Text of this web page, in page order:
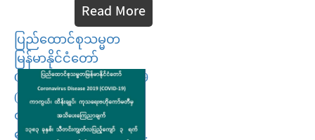
Read More
ပြည်ထောင်စုသမ္မတ
မြန်မာနိုင်ငံတော်
Coronavirus Disease 2019
(COVID-19) ကာကွယ်၊
ထိန်းချုပ်၊ ကုသရေးဗဟို
ကော်မတီမှ အသိပေးက...